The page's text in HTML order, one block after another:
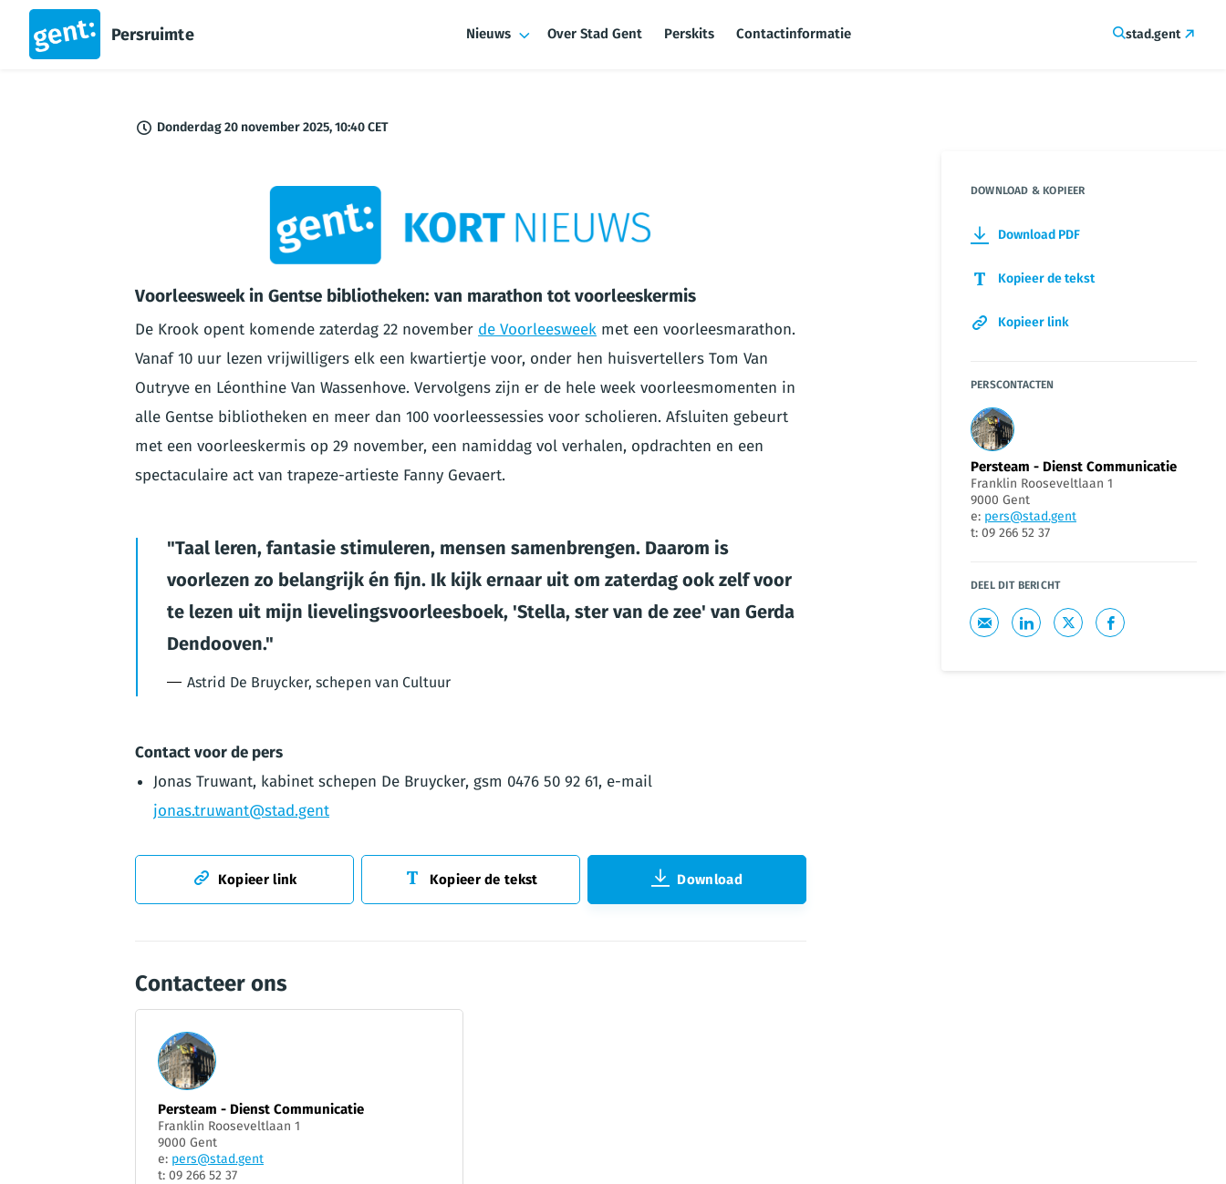
Persruimte Nieuws Over Stad Gent Perskits Contactinformatie stad.gent
Donderdag 20 november 2025, 10:40 CET
PNG
Voorleesweek in Gentse bibliotheken: van marathon tot voorleeskermis
De Krook opent komende zaterdag 22 november de Voorleesweek met een voorleesmarathon.
Vanaf 10 uur lezen vrijwilligers elk een kwartiertje voor, onder hen huisvertellers Tom Van
Outryve en Léonthine Van Wassenhove. Vervolgens zijn er de hele week voorleesmomenten in
alle Gentse bibliotheken en meer dan 100 voorleessessies voor scholieren. Afsluiten gebeurt
met een voorleeskermis op 29 november, een namiddag vol verhalen, opdrachten en een
spectaculaire act van trapeze-artieste Fanny Gevaert.
Taal leren, fantasie stimuleren, mensen samenbrengen. Daarom is
voorlezen zo belangrijk én fijn. Ik kijk ernaar uit om zaterdag ook zelf voor
te lezen uit mijn lievelingsvoorleesboek, 'Stella, ster van de zee' van Gerda
Dendooven.
Astrid De Bruycker, schepen van Cultuur
Contact voor de pers
Jonas Truwant, kabinet schepen De Bruycker, gsm 0476 50 92 61, e-mail
jonas.truwant@stad.gent
Kopieer link Kopieer de tekst Download
Contacteer ons
Persteam - Dienst Communicatie
Franklin Rooseveltlaan 1
9000 Gent
e: pers@stad.gent
t: 09 266 52 37
DOWNLOAD & KOPIEER
Download PDF
Kopieer de tekst
Kopieer link
PERSCONTACTEN
Persteam - Dienst Communicatie
Franklin Rooseveltlaan 1
9000 Gent
e: pers@stad.gent
t: 09 266 52 37
DEEL DIT BERICHT